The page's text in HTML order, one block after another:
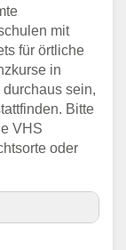
mit
für örtliche
in
sein,
Bitte
VHS
oder